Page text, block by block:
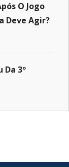
O Jogo
Deve Agir?
3º